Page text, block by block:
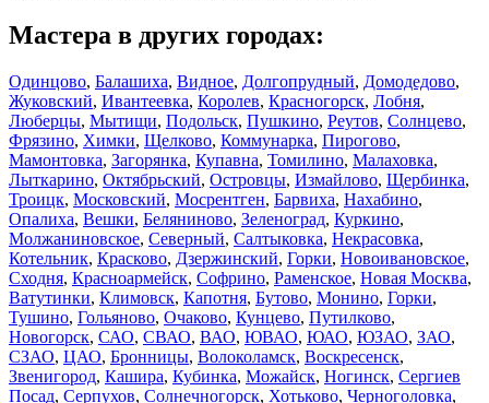
Мастера в других городах:
Одинцово, Балашиха, Видное, Долгопрудный, Домодедово,
Жуковский, Ивантеевка, Королев, Красногорск, Лобня,
Люберцы, Мытищи, Подольск, Пушкино, Реутов, Солнцево,
Фрязино, Химки, Щелково, Коммунарка, Пирогово,
Мамонтовка, Загорянка, Купавна, Томилино, Малаховка,
Лыткарино, Октябрьский, Островцы, Измайлово, Щербинка,
Троицк, Московский, Мосрентген, Барвиха, Нахабино,
Опалиха, Вешки, Беляниново, Зеленоград, Куркино,
Молжаниновское, Северный, Салтыковка, Некрасовка,
Котельник, Красково, Дзержинский, Горки, Новоивановское,
Сходня, Красноармейск, Софрино, Раменское, Новая Москва,
Ватутинки, Климовск, Капотня, Бутово, Монино, Горки,
Тушино, Гольяново, Очаково, Кунцево, Путилково,
Новогорск, САО, СВАО, ВАО, ЮВАО, ЮАО, ЮЗАО, ЗАО,
СЗАО, ЦАО, Бронницы, Волоколамск, Воскресенск,
Звенигород, Кашира, Кубинка, Можайск, Ногинск, Сергиев
Посад, Серпухов, Солнечногорск, Хотьково, Черноголовка,